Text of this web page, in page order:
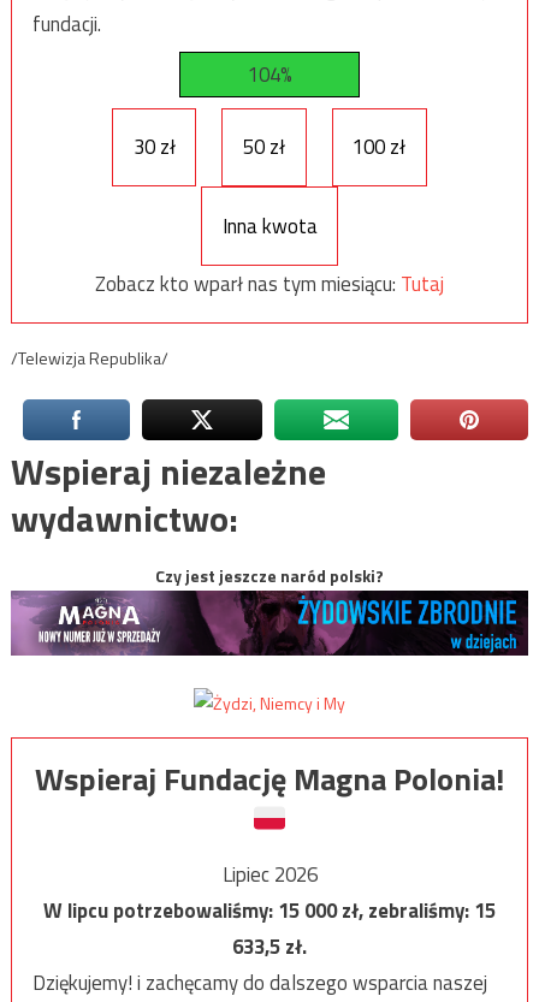
fundacji.
104%
30 zł 50 zł 100 zł
Inna kwota
Zobacz kto wparł nas tym miesiącu: Tutaj
/Telewizja Republika/
Wspieraj niezależne
wydawnictwo:
Czy jest jeszcze naród polski?
Wspieraj Fundację Magna Polonia!
Lipiec 2026
W lipcu potrzebowaliśmy:15 000zł, zebraliśmy:15
633,5zł.
Dziękujemy! i zachęcamy do dalszego wsparcia naszej